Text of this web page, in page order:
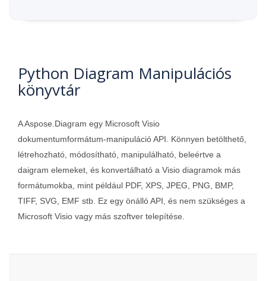
Python Diagram Manipulációs
könyvtár
A Aspose.Diagram egy Microsoft Visio
dokumentumformátum-manipuláció API. Könnyen betölthető,
létrehozható, módosítható, manipulálható, beleértve a
daigram elemeket, és konvertálható a Visio diagramok más
formátumokba, mint például PDF, XPS, JPEG, PNG, BMP,
TIFF, SVG, EMF stb. Ez egy önálló API, és nem szükséges a
Microsoft Visio vagy más szoftver telepítése.